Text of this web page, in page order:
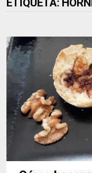
ETIQUETA: